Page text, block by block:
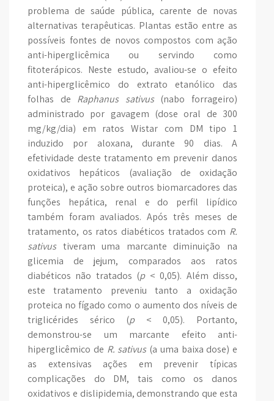
problema de saúde pública, carente de novas
alternativas terapêuticas. Plantas estão entre as
possíveis fontes de novos compostos com ação
anti-hiperglicêmica ou servindo como
fitoterápicos. Neste estudo, avaliou-se o efeito
anti-hiperglicêmico do extrato etanólico das
folhas de Raphanus sativus(nabo forrageiro)
administrado por gavagem (dose oral de 300
mg/kg/dia) em ratos Wistar com DM tipo 1
induzido por aloxana, durante 90 dias. A
efetividade deste tratamento em prevenir danos
oxidativos hepáticos (avaliação de oxidação
proteica), e ação sobre outros biomarcadores das
funções hepática, renal e do perfil lipídico
também foram avaliados. Após três meses de
tratamento, os ratos diabéticos tratados com R.
sativus tiveram uma marcante diminuição na
glicemia de jejum, comparados aos ratos
diabéticos não tratados (p< 0,05). Além disso,
este tratamento preveniu tanto a oxidação
proteica no fígado como o aumento dos níveis de
triglicérides
sérico (p< 0,05). Portanto,
demonstrou-se um marcante efeito anti-
hiperglicêmico de R. sativus (a uma baixa dose) e
as extensivas ações em prevenir típicas
complicações do DM, tais como os danos
oxidativos e dislipidemia, demonstrando que esta